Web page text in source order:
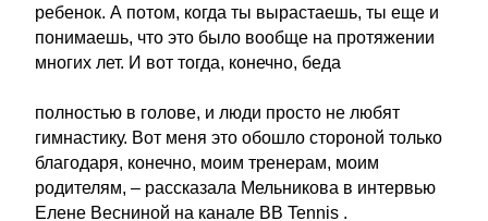
ребенок. А потом, когда ты вырастаешь, ты еще и
понимаешь, что это было вообще на протяжении
многих лет. И вот тогда, конечно, беда
полностью в голове, и люди просто не любят
гимнастику. Вот меня это обошло стороной только
благодаря, конечно, моим тренерам, моим
родителям, – рассказала Мельникова в интервью
Елене Весниной на канале BB Tennis .